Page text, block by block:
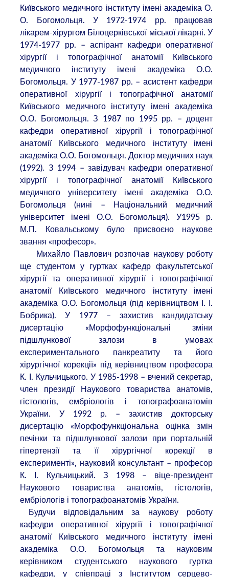
Київського медичного інституту імені академіка О.
О. Богомольця. У 1972-1974 рр. працював
лікарем-хірургом Білоцерківської міської лікарні. У
1974-1977 рр. – аспірант кафедри оперативної
хірургії і топографічної анатомії Київського
медичного інституту імені академіка О.О.
Богомольця. У 1977-1987 рр. – асистент кафедри
оперативної хірургії і топографічної анатомії
Київського медичного інституту імені академіка
О.О. Богомольця. З 1987 по 1995 рр. – доцент
кафедри оперативної хірургії і топографічної
анатомії Київського медичного інституту імені
академіка О.О. Богомольця. Доктор медичних наук
(1992). З 1994 – завідувач кафедри оперативної
хірургії і топографічної анатомії Київського
медичного університету імені академіка О.О.
Богомольця (нині – Національний медичний
університет імені О.О. Богомольця). У1995 р.
М.П. Ковальському було присвоєно наукове
звання «професор».
Михайло Павлович розпочав наукову роботу
ще студентом у гуртках кафедр факультетської
хірургії та оперативної хірургії і топографічної
анатомії Київського медичного інституту імені
академіка О.О. Богомольця (під керівництвом І. І.
Бобрика). У 1977 – захистив кандидатську
дисертацію «Морфофункціональні зміни
підшлункової залози в умовах
експериментального панкреатиту та його
хірургічної корекції» під керівництвом професора
К. І. Кульчицького. У 1985-1998 – вчений секретар,
член президії Наукового товариства анатомів,
гістологів, ембріологів і топографоанатомів
України. У 1992 р. – захистив докторську
дисертацію «Морфофункціональна оцінка змін
печінки та підшлункової залози при портальній
гіпертензії та її хірургічної корекції в
експерименті», науковий консультант – професор
К. І. Кульчицький. З 1998 – віце-президент
Наукового товариства анатомів, гістологів,
ембріологів і топографоанатомів України.
Будучи відповідальним за наукову роботу
кафедри оперативної хірургії і топографічної
анатомії Київського медичного інституту імені
академіка О.О. Богомольця та науковим
керівником студентського наукового гуртка
кафедри, у співпраці з Інститутом серцево-